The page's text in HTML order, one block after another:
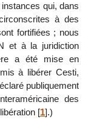
qui, dans
à des
fortifiées ; nous
et à la juridiction
a été mise en
à libérer Cesti,
publiquement
des
[1].)